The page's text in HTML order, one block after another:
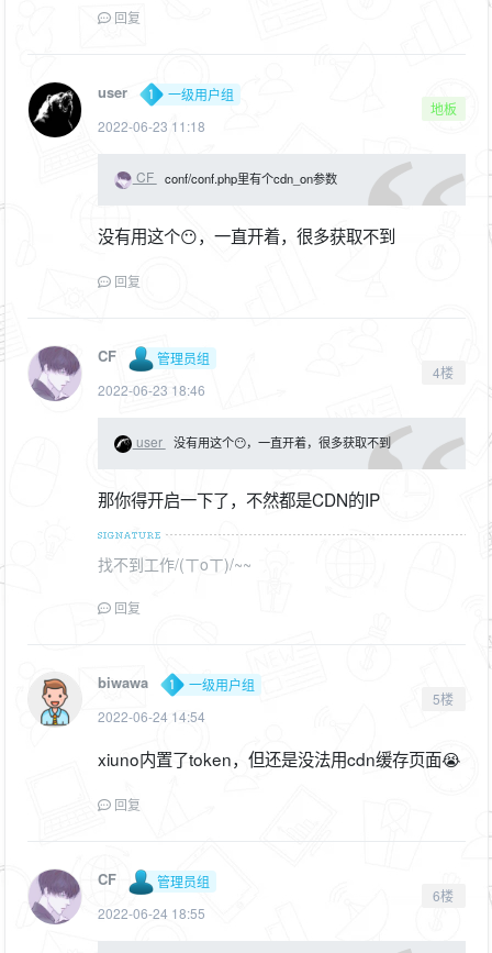
回复
user
一级用户组
2022-06-23 11:18
地板
CF conf/conf.php里有个cdn_on参数
没有用这个😶，一直开着，很多获取不到
回复
CF
管理员组
2022-06-23 18:46
4楼
user 没有用这个😶，一直开着，很多获取不到
那你得开启一下了，不然都是CDN的IP
找不到工作/(ㄒoㄒ)/~~
回复
biwawa
一级用户组
2022-06-24 14:54
5楼
xiuno内置了token，但还是没法用cdn缓存页面😭
回复
CF
管理员组
2022-06-24 18:55
6楼